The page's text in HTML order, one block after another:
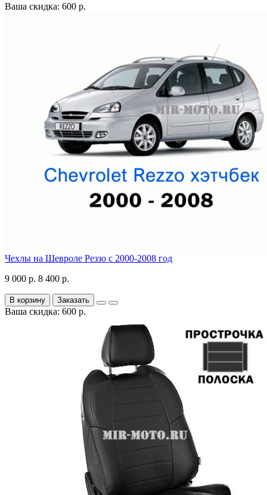
Ваша скидка: 600 р.
Чехлы на Шевроле Реззо с 2000-2008 год
9 000 р. 8 400 р.
В корзину Заказать
Ваша скидка: 600 р.